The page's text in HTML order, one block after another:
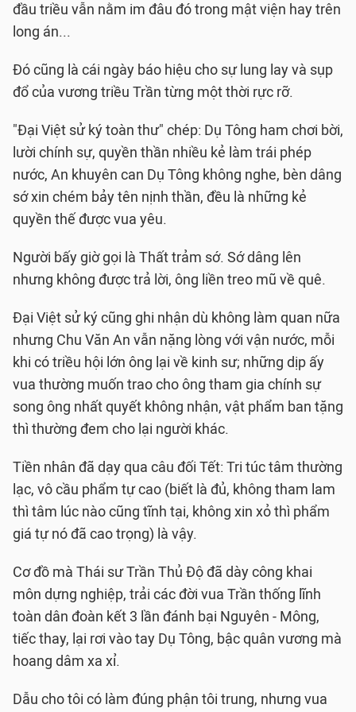
đầu triều vẫn nằm im đâu đó trong mật viện hay trên
long án...
Ðó cũng là cái ngày báo hiệu cho sự lung lay và sụp
đổ của vương triều Trần từng một thời rực rỡ.
"Ðại Việt sử ký toàn thư" chép: Dụ Tông ham chơi bời,
lười chính sự, quyền thần nhiều kẻ làm trái phép
nước, An khuyên can Dụ Tông không nghe, bèn dâng
sớ xin chém bảy tên nịnh thần, đều là những kẻ
quyền thế được vua yêu.
Người bấy giờ gọi là Thất trảm sớ. Sớ dâng lên
nhưng không được trả lời, ông liền treo mũ về quê.
Ðại Việt sử ký cũng ghi nhận dù không làm quan nữa
nhưng Chu Văn An vẫn nặng lòng với vận nước, mỗi
khi có triều hội lớn ông lại về kinh sư; những dịp ấy
vua thường muốn trao cho ông tham gia chính sự
song ông nhất quyết không nhận, vật phẩm ban tặng
thì thường đem cho lại người khác.
Tiền nhân đã dạy qua câu đối Tết: Tri túc tâm thường
lạc, vô cầu phẩm tự cao (biết là đủ, không tham lam
thì tâm lúc nào cũng tĩnh tại, không xin xỏ thì phẩm
giá tự nó đã cao trọng) là vậy.
Cơ đồ mà Thái sư Trần Thủ Ðộ đã dày công khai
môn dựng nghiệp, trải các đời vua Trần thống lĩnh
toàn dân đoàn kết 3 lần đánh bại Nguyên - Mông,
tiếc thay, lại rơi vào tay Dụ Tông, bậc quân vương mà
hoang dâm xa xỉ.
Dẫu cho tôi có làm đúng phận tôi trung, nhưng vua